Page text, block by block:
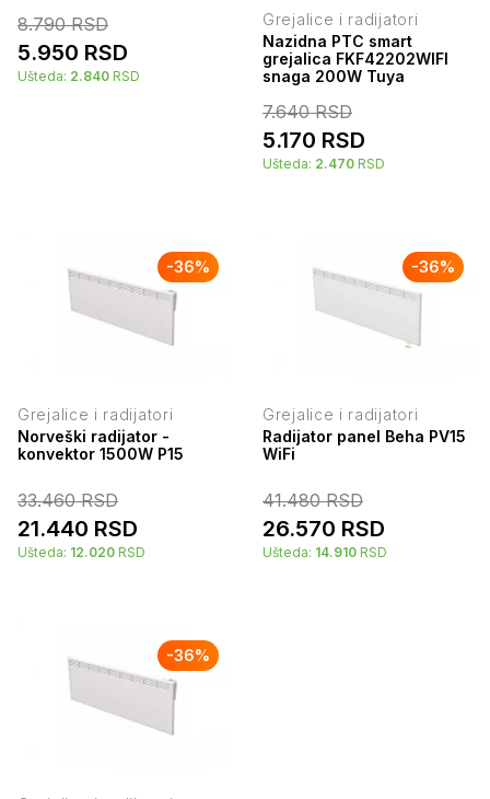
8.790RSD
5.950 RSD
Ušteda: 2.840 RSD
Grejalice i radijatori
Nazidna PTC smart
grejalica FKF42202WIFI
snaga 200W Tuya
7.640RSD
5.170 RSD
Ušteda: 2.470 RSD
-36%
Grejalice i radijatori
Norveški radijator -
konvektor 1500W P15
33.460RSD
21.440 RSD
Ušteda: 12.020 RSD
-36%
Grejalice i radijatori
Radijator panel Beha PV15
WiFi
41.480RSD
26.570 RSD
Ušteda: 14.910 RSD
-36%